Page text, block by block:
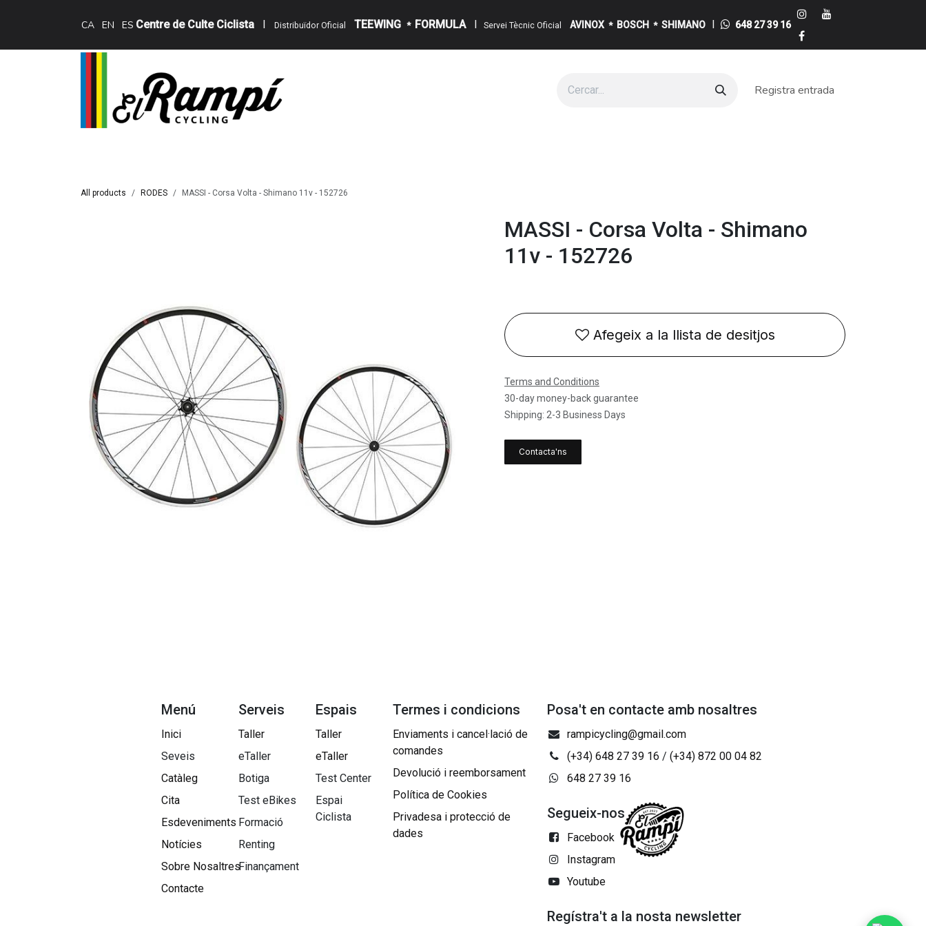
CA EN ES Centre de Culte Ciclista I Distribuïdor Oficial TEEWING * FORMULA I Servei Tècnic Oficial AVINOX * BOSCH * SHIMANO I 648 27 39 16
Registra entrada
All products RODES MASSI - Corsa Volta - Shimano 11v - 152726
MASSI - Corsa Volta - Shimano
11v - 152726
Afegeix a la llista de desitjos
Terms and Conditions
30-day money-back guarantee
Shipping: 2-3 Business Days
Contacta'ns
Menú
Inici
Seveis
Catàleg
Cita
Esdeveniments
Notícies
Sobre Nosaltres​
Contacte
Serveis
Taller
eTaller
Botiga
Test eBikes
Formació
Renting
Finançament
Espais
Taller
eTaller
Test Center
Espai
Ciclista
Termes i condicions
Enviaments i cancel·lació de
comandes
Devolució i reemborsament
Política de Cookies
Privadesa i protecció de
dades
Posa't en contacte amb nosaltres
rampicycling@gmail.com
(+34) 648 27 39 16 / (+34) 872 00 04 82
648 27 39 16
Segueix-nos
Facebook
Instagram
Youtube
Regístra't a la nosta newsletter